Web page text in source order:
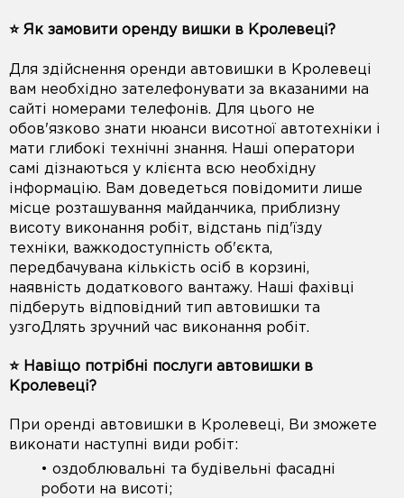
⭐️ Як замовити оренду вишки в Кролевеці?
Для здійснення оренди автовишки в Кролевеці
вам необхідно зателефонувати за вказаними на
сайті номерами телефонів. Для цього не
обов'язково знати нюанси висотної автотехніки і
мати глибокі технічні знання. Наші оператори
самі дізнаються у клієнта всю необхідну
інформацію. Вам доведеться повідомити лише
місце розташування майданчика, приблизну
висоту виконання робіт, відстань під'їзду
техніки, важкодоступність об'єкта,
передбачувана кількість осіб в корзині,
наявність додаткового вантажу. Наші фахівці
підберуть відповідний тип автовишки та
узгоДлять зручний час виконання робіт.
⭐️ Навіщо потрібні послуги автовишки в
Кролевеці?
При оренді автовишки в Кролевеці, Ви зможете
виконати наступні види робіт:
• оздоблювальні та будівельні фасадні
роботи на висоті;